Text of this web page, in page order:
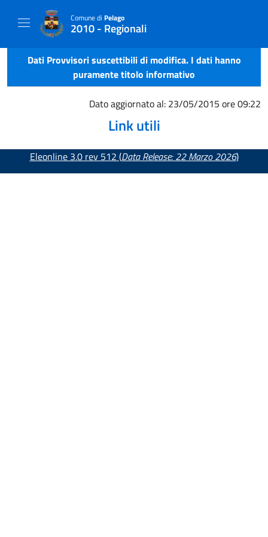
Comune di Pelago
2010 - Regionali
Dati Provvisori suscettibili di modifica. I dati hanno
puramente titolo informativo
Dato aggiornato al: 23/05/2015 ore 09:22
Link utili
Eleonline 3.0 rev 512 (Data Release: 22 Marzo 2026)